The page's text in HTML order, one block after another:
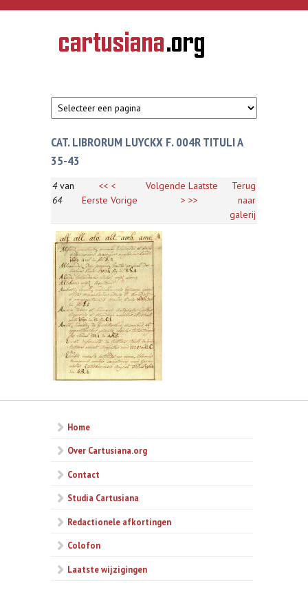
Overslaan en naar de inhoud gaan
CARTUSIANA
Geschiedenis
van de
CAT. LIBRORUM LUYCKX F. 004R TITULI A
35-43
4van
64
<<
Eerste
<
Vorige
Volgende
>
Laatste
>>
Terug
naar
galerij
Home
Over Cartusiana.org
Contact
Studia Cartusiana
Redactionele afkortingen
Colofon
Laatste wijzigingen